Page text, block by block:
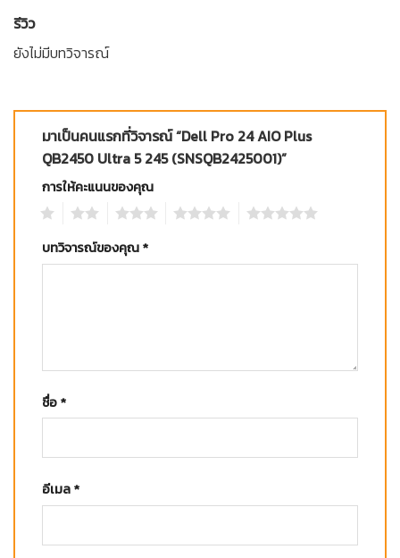
รีวิว
ยังไม่มีบทวิจารณ์
มาเป็นคนแรกที่วิจารณ์ “Dell Pro 24 AIO Plus
QB2450 Ultra 5 245 (SNSQB2425001)”
การให้คะแนนของคุณ
บทวิจารณ์ของคุณ*
ชื่อ*
อีเมล*